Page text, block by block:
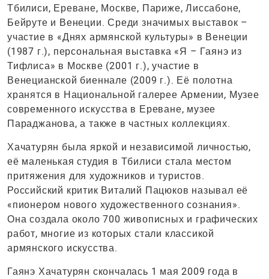
Тбилиси, Ереване, Москве, Париже, Лиссабоне,
Бейруте и Венеции. Среди значимых выставок –
участие в «Днях армянской культуры» в Венеции
(1987 г.), персональная выставка «Я – Гаянэ из
Тифлиса» в Москве (2001 г.), участие в
Венецианской биеннале (2009 г.). Её полотна
хранятся в Национальной галерее Армении, Музее
современного искусства в Ереване, музее
Параджанова, а также в частных коллекциях.
Хачатурян была яркой и независимой личностью,
её маленькая студия в Тбилиси стала местом
притяжения для художников и туристов.
Российский критик Виталий Пацюков называл её
«пионером нового художественного сознания».
Она создала около 700 живописных и графических
работ, многие из которых стали классикой
армянского искусства.
Гаянэ Хачатурян скончалась 1 мая 2009 года в